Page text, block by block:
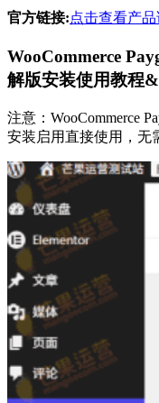
官方链接:点击查看产
WooCommerce
解版安装使用教程
注意：WooCommerce
安装启用直接使用，无